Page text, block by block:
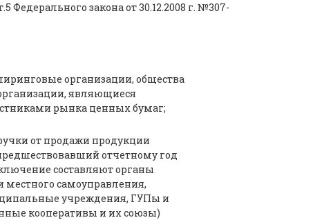
Федерального закона от 30.12.2008 г. №307-
организации, общества
являющиеся
рынка ценных бумаг;
от продажи продукции
предшествовавший отчетному год
составляют органы
местного самоуправления,
учреждения, ГУПы и
кооперативы и их союзы)